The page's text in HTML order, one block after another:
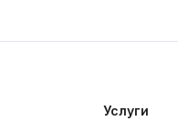
Услуги